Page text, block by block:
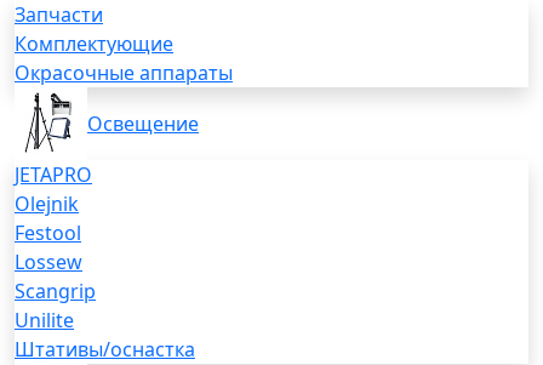
Запчасти
Комплектующие
Окрасочные аппараты
Освещение
JETAPRO
Olejnik
Festool
Lossew
Scangrip
Unilite
Штативы/оснастка